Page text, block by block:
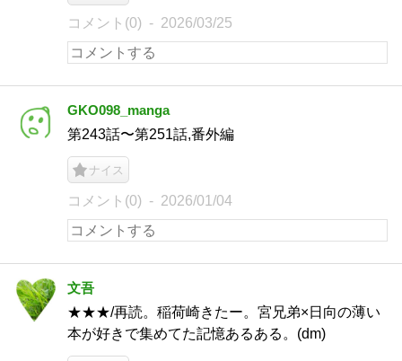
コメント(0) 2026/03/25
GKO098_manga
第243話〜第251話,番外編
ナイス
コメント(0) 2026/01/04
文吾
★★★/再読。稲荷崎きたー。宮兄弟×日向の薄い
本が好きで集めてた記憶あるある。(dm)